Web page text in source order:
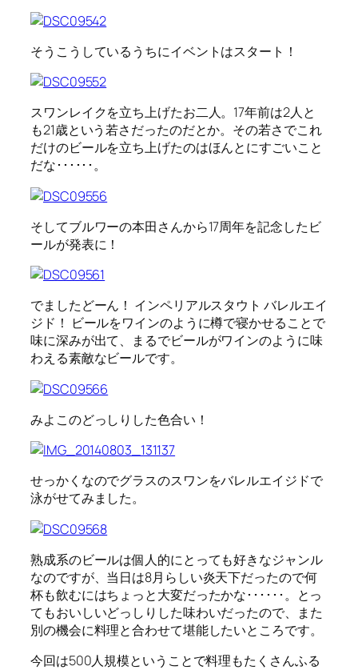
そうこうしているうちにイベントはスタート！
スワンレイクを立ち上げたお二人。17年前は2人と
も21歳という若さだったのだとか。その若さでこれ
だけのビールを立ち上げたのはほんとにすごいこと
だな･･････。
そしてブルワーの本田さんから17周年を記念したビ
ールが発表に！
でましたどーん！ インペリアルスタウト バレルエイ
ジド！ ビールをワインのように樽で寝かせることで
味に深みが出て、まるでビールがワインのように味
わえる素敵なビールです。
みよこのどっしりした色合い！
せっかくなのでグラスのスワンをバレルエイジドで
泳がせてみました。
熟成系のビールは個人的にとっても好きなジャンル
なのですが、当日は8月らしい炎天下だったので何
杯も飲むにはちょっと大変だったかな･･････。とっ
てもおいしいどっしりした味わいだったので、また
別の機会に料理と合わせて堪能したいところです。
今回は500人規模ということで料理もたくさんふる